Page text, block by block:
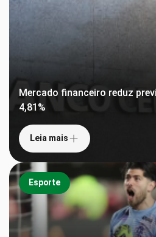
Mercado financeiro reduz
4,81%
Leia mais
Esporte